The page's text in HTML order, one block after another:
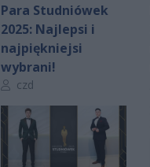
Para Studniówek
2025: Najlepsi i
najpiękniejsi
wybrani!
Autor artykułu:
czd